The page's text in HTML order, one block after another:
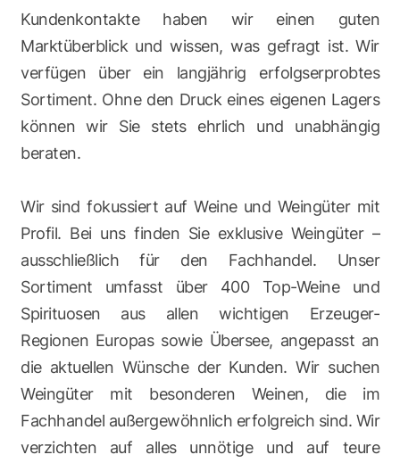
Kundenkontakte haben wir einen guten
Marktüberblick und wissen, was gefragt ist. Wir
verfügen über ein langjährig erfolgserprobtes
Sortiment. Ohne den Druck eines eigenen Lagers
können wir Sie stets ehrlich und unabhängig
beraten.
Wir sind fokussiert auf Weine und Weingüter mit
Profil. Bei uns finden Sie exklusive Weingüter –
ausschließlich für den Fachhandel. Unser
Sortiment umfasst über 400 Top-Weine und
Spirituosen aus allen wichtigen Erzeuger-
Regionen Europas sowie Übersee, angepasst an
die aktuellen Wünsche der Kunden. Wir suchen
Weingüter mit besonderen Weinen, die im
Fachhandel außergewöhnlich erfolgreich sind. Wir
verzichten auf alles unnötige und auf teure